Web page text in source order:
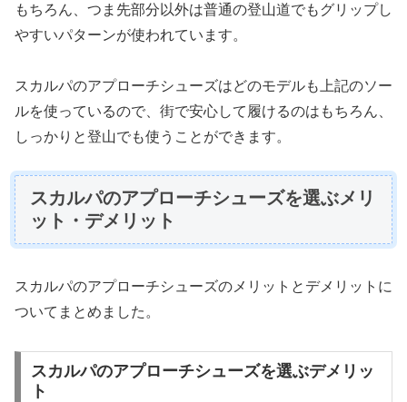
もちろん、つま先部分以外は普通の登山道でもグリップし
やすいパターンが使われています。
スカルパのアプローチシューズはどのモデルも上記のソー
ルを使っているので、街で安心して履けるのはもちろん、
しっかりと登山でも使うことができます。
スカルパのアプローチシューズを選ぶメリ
ット・デメリット
スカルパのアプローチシューズのメリットとデメリットに
ついてまとめました。
スカルパのアプローチシューズを選ぶデメリッ
ト